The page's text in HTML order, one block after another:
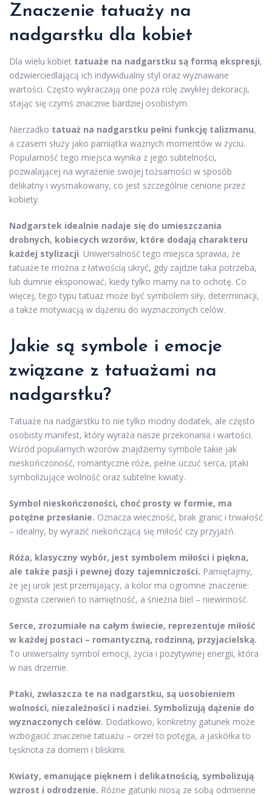
Znaczenie tatuaży na
nadgarstku dla kobiet
Dla wielu kobiet tatuaże na nadgarstku są formą ekspresji,
odzwierciedlającą ich indywidualny styl oraz wyznawane
wartości. Często wykraczają one poza rolę zwykłej dekoracji,
stając się czymś znacznie bardziej osobistym.
Nierzadko tatuaż na nadgarstku pełni funkcję talizmanu,
a czasem służy jako pamiątka ważnych momentów w życiu.
Popularność tego miejsca wynika z jego subtelności,
pozwalającej na wyrażenie swojej tożsamości w sposób
delikatny i wysmakowany, co jest szczególnie cenione przez
kobiety.
Nadgarstek idealnie nadaje się do umieszczania
drobnych, kobiecych wzorów, które dodają charakteru
każdej stylizacji. Uniwersalność tego miejsca sprawia, że
tatuaże te można z łatwością ukryć, gdy zajdzie taka potrzeba,
lub dumnie eksponować, kiedy tylko mamy na to ochotę. Co
więcej, tego typu tatuaż może być symbolem siły, determinacji,
a także motywacją w dążeniu do wyznaczonych celów.
Jakie są symbole i emocje
związane z tatuażami na
nadgarstku?
Tatuaże na nadgarstku to nie tylko modny dodatek, ale często
osobisty manifest, który wyraża nasze przekonania i wartości.
Wśród popularnych wzorów znajdziemy symbole takie jak
nieskończoność, romantyczne róże, pełne uczuć serca, ptaki
symbolizujące wolność oraz subtelne kwiaty.
Symbol nieskończoności, choć prosty w formie, ma
potężne przesłanie. Oznacza wieczność, brak granic i trwałość
– idealny, by wyrazić niekończącą się miłość czy przyjaźń.
Róża, klasyczny wybór, jest symbolem miłości i piękna,
ale także pasji i pewnej dozy tajemniczości. Pamiętajmy,
że jej urok jest przemijający, a kolor ma ogromne znaczenie:
ognista czerwień to namiętność, a śnieżna biel – niewinność.
Serce, zrozumiałe na całym świecie, reprezentuje miłość
w każdej postaci – romantyczną, rodzinną, przyjacielską.
To uniwersalny symbol emocji, życia i pozytywnej energii, która
w nas drzemie.
Ptaki, zwłaszcza te na nadgarstku, są uosobieniem
wolności, niezależności i nadziei. Symbolizują dążenie do
wyznaczonych celów. Dodatkowo, konkretny gatunek może
wzbogacić znaczenie tatuażu – orzeł to potęga, a jaskółka to
tęsknota za domem i bliskimi.
Kwiaty, emanujące pięknem i delikatnością, symbolizują
wzrost i odrodzenie. Różne gatunki niosą ze sobą odmienne